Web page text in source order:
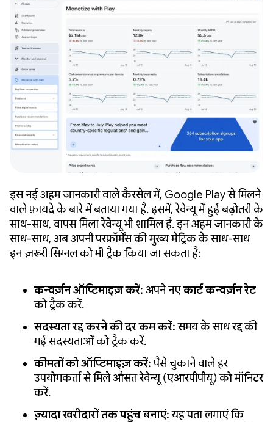
इस नई अहम जानकारी वाले कैरसेल में, Google Play से मिलने
वाले फ़ायदे के बारे में बताया गया है. इसमें, रेवेन्यू में हुई बढ़ोतरी के
साथ-साथ, वापस मिला रेवेन्यू भी शामिल है. इन अहम जानकारी के
साथ-साथ, अब अपनी परफ़ॉर्मेंस की मुख्य मेट्रिक के साथ-साथ
इन ज़रूरी सिग्नल को भी ट्रैक किया जा सकता है:
कन्वर्ज़न ऑप्टिमाइज़ करें: अपने नएकार्ट कन्वर्ज़न रेट
को ट्रैक करें.
सदस्यता रद्द करने की दर कम करें:समय के साथ रद्द की
गई सदस्यताओं को ट्रैक करें.
कीमतों को ऑप्टिमाइज़ करें:पैसे चुकाने वाले हर
उपयोगकर्ता से मिले औसत रेवेन्यू (एआरपीपीयू) को मॉनिटर
करें.
ज़्यादा खरीदारों तक पहुंच बनाएं:यह पता लगाएं कि